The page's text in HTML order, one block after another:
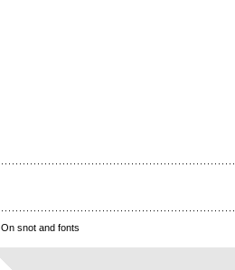
On snot and fonts